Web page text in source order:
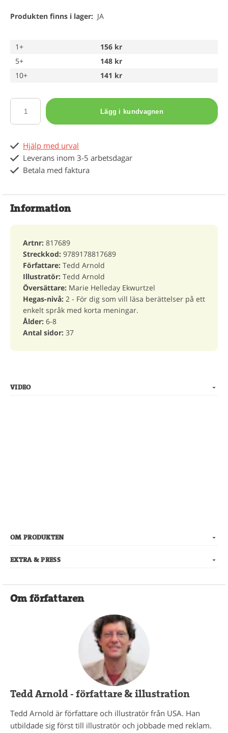
Produkten finns i lager: JA
1+
156 kr
5+
148 kr
10+
141 kr
Lägg i kundvagnen
Hjälp med urval
Leverans inom 3-5 arbetsdagar
Betala med faktura
Information
Artnr: 817689
Streckkod: 9789178817689
Författare: Tedd Arnold
Illustratör: Tedd Arnold
Översättare: Marie Helleday Ekwurtzel
Hegas-nivå: 2 - För dig som vill läsa berättelser på ett
enkelt språk med korta meningar.
Ålder: 6-8
Antal sidor: 37
VIDEO
OM PRODUKTEN
EXTRA & PRESS
Om författaren
Tedd Arnold - författare & illustration
Tedd Arnold är författare och illustratör från USA. Han
utbildade sig först till illustratör och jobbade med reklam.